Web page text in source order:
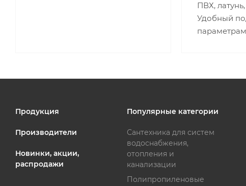
ПВХ,
Удобный
Продукция
Производители
Новинки, акции,
распродажи
Популярные категории
Сантехника для систем
водоснабжения,
отопления и
канализации
Полипропиленовые